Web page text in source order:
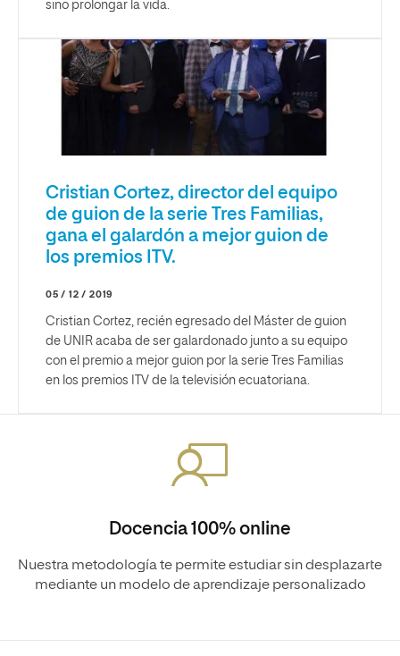
sino prolongar la vida.
Cristian Cortez, director del equipo
de guion de la serie Tres Familias,
gana el galardón a mejor guion de
los premios ITV.
05 / 12 / 2019
Cristian Cortez, recién egresado del Máster de guion
de UNIR acaba de ser galardonado junto a su equipo
con el premio a mejor guion por la serie Tres Familias
en los premios ITV de la televisión ecuatoriana.
Docencia 100% online
Nuestra metodología te permite estudiar sin desplazarte
mediante un modelo de aprendizaje personalizado